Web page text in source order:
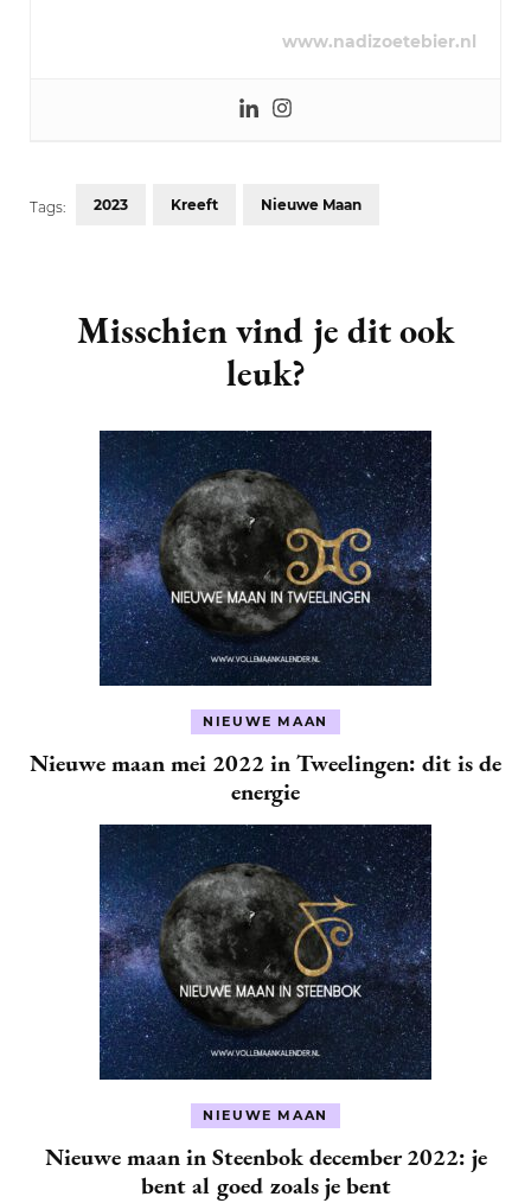
www.nadizoetebier.nl
Tags: 2023 Kreeft Nieuwe Maan
Navigation
Misschien vind je dit ook
leuk?
NIEUWE MAAN
Nieuwe maan mei 2022 in Tweelingen: dit is de
energie
NIEUWE MAAN
Nieuwe maan in Steenbok december 2022: je
bent al goed zoals je bent